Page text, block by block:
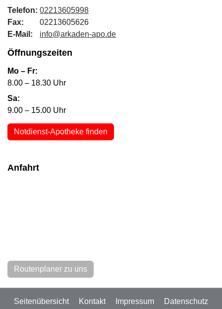
Telefon: 02213605998
Fax:
02213605626
E-Mail:
info@arkaden-apo.de
Öffnungszeiten
Mo – Fr:
8.00 – 18.30 Uhr
Sa:
9.00 – 15.00 Uhr
Notdienst-Apotheke finden
Anfahrt
Routenplaner zu uns
Seitenübersicht Kontakt Impressum Datenschutz